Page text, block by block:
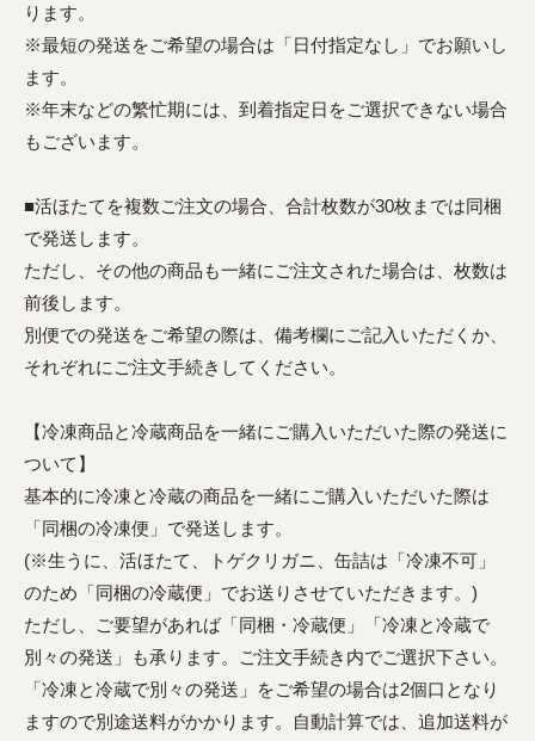
ります。
※最短の発送をご希望の場合は「日付指定なし」でお願いし
ます。
※年末などの繁忙期には、到着指定日をご選択できない場合
もございます。
■活ほたてを複数ご注文の場合、合計枚数が30枚までは同梱
で発送します。
ただし、その他の商品も一緒にご注文された場合は、枚数は
前後します。
別便での発送をご希望の際は、備考欄にご記入いただくか、
それぞれにご注文手続きしてください。
【冷凍商品と冷蔵商品を一緒にご購入いただいた際の発送に
ついて】
基本的に冷凍と冷蔵の商品を一緒にご購入いただいた際は
「同梱の冷凍便」で発送します。
(※生うに、活ほたて、トゲクリガニ、缶詰は「冷凍不可」
のため「同梱の冷蔵便」でお送りさせていただきます。)
ただし、ご要望があれば「同梱・冷蔵便」「冷凍と冷蔵で
別々の発送」も承ります。ご注文手続き内でご選択下さい。
「冷凍と冷蔵で別々の発送」をご希望の場合は2個口となり
ますので別途送料がかかります。自動計算では、追加送料が